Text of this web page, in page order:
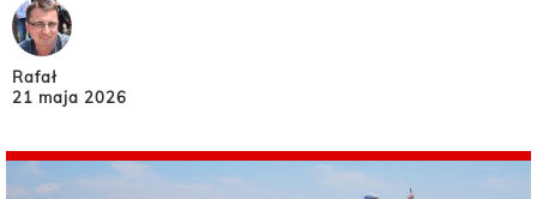
Rafał
21 maja 2026